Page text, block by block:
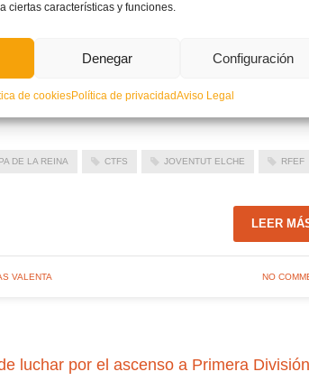
ciertas características y funciones.
Denegar Configuración
de cookiesPolítica de privacidadAviso Legal
el 4-1 y tímido recorte a la ventaja local por parte de las de
DE LA REINA CTFS JOVENTUT ELCHE RFEF
LEER
VALENTA NO
luchar por el ascenso a Primera División